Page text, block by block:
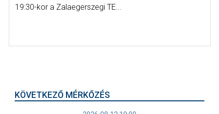
19:30-kor a Zalaegerszegi TE...
KÖVETKEZŐ MÉRKŐZÉS